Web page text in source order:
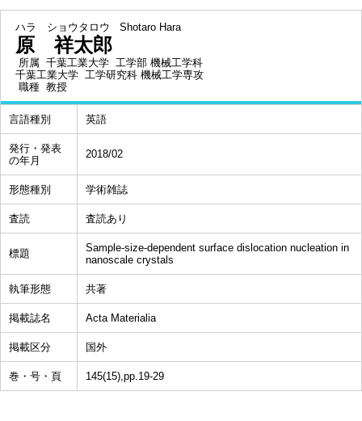
ハラ ショウタロウ Shotaro Hara
原 祥太郎
所属 千葉工業大学 工学部 機械工学科
千葉工業大学 工学研究科 機械工学専攻
職種 教授
言語種別 英語
発行・発表
の年月
2018/02
形態種別 学術雑誌
査読 査読あり
標題
Sample-size-dependent surface dislocation nucleation in
nanoscale crystals
執筆形態 共著
掲載誌名 Acta Materialia
掲載区分 国外
巻・号・頁 145(15),pp.19-29